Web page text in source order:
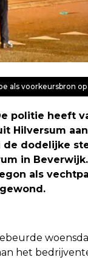
als voorkeursbron
politie heeft
Hilversum
de dodelijke
in
als
het